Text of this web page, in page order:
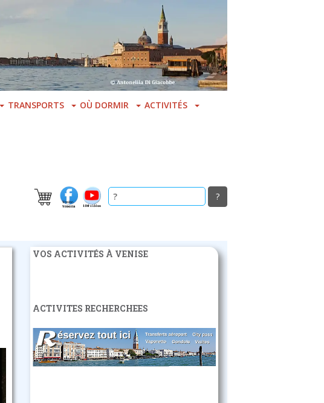
TRANSPORTS OÙ DORMIR ACTIVITÉS
VOS ACTIVITÉS À VENISE
ACTIVITES RECHERCHEES